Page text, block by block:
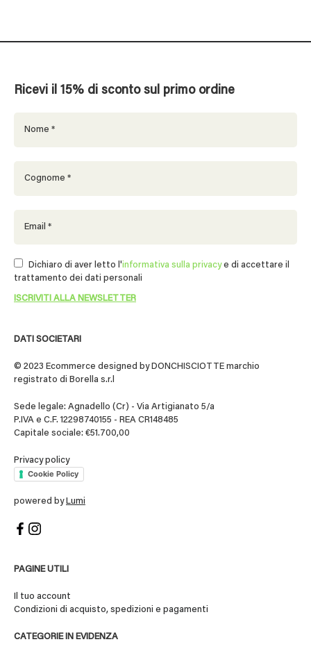
DATI SOCIETARI
© 2023 Ecommerce designed by DONCHISCIOTTE marchio
registrato di Borella s.r.l
Sede legale: Agnadello (Cr) - Via Artigianato 5/a
P.IVA e C.F. 12298740155 - REA CR148485
Capitale sociale: €51.700,00
Privacy policy
Cookie Policy
powered by Lumi
PAGINE UTILI
Il tuo account
Condizioni di acquisto, spedizioni e pagamenti
CATEGORIE IN EVIDENZA
Ricevi il 15% di sconto sul primo ordine
Dichiaro di aver letto l'informativa sulla privacye di accettare il
trattamento dei dati personali